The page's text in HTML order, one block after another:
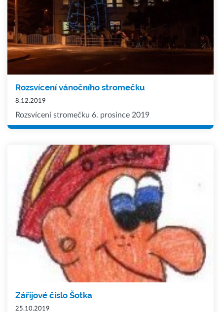
Rozsvícení vánočního stromečku
8.12.2019
Rozsvícení stromečku 6. prosince 2019
Zářijové číslo Šotka
25.10.2019